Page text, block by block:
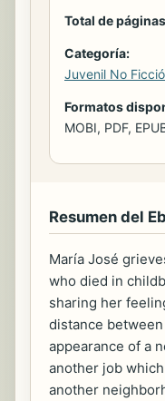
Total de páginas
Categoría:
Juvenil No
Formatos
MOBI, PDF,
Resumen del
María José
who died in
sharing her
distance
appearance of a
another job
another